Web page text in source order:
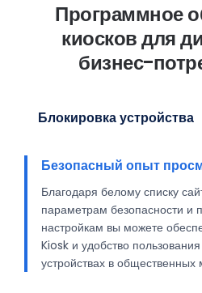
Программное
киосков для
бизнес-
Блокировка устройства
Безопасный опыт
Покажите свой бренд
Когда люди используют ваши
важно обеспечить заметное
можете настроить интерфейс